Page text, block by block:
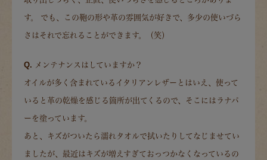
す。 でも、この鞄の形や革の雰囲気が好きで、多少の使いづら
さはそれで忘れることができます。（笑）
Q. メンテナンスはしていますか？
オイルが多く含まれているイタリアンレザーとはいえ、使って
いると革の乾燥を感じる箇所が出てくるので、そこにはラナパ
ーを塗っています。
あと、キズがついたら濡れタオルで拭いたりしてなじませてい
ましたが、最近はキズが増えすぎておっつかなくなっているの